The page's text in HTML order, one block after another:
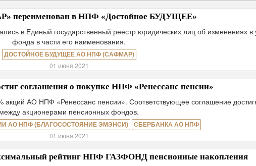
переименован в НПФ «Достойное БУДУЩЕЕ»
в Единый государственный реестр юридических лиц об изменениях в
фонда в части его наименования.
ДОСТОЙНОЕ БУДУЩЕЕ АО НПФ (САФМАР)
01 июня 2021
соглашения о покупке НПФ «Ренессанс пенсии»
АО НПФ «Ренессанс пенсии». Соответствующее соглашение
между акционерами пенсионных фондов.
АО НПФ (БЛАГОСОСТОЯНИЕ ЭМЭНСИ) СБЕРБАНКА АО НПФ
01 июня 2021
рейтинг НПФ ГАЗФОНД пенсионные накопления